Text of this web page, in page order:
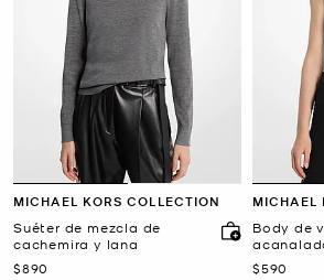
MICHAEL KORS COLLECTION
Suéter de mezcla de
cachemira y lana
Ahora
$890
MICHAEL
Body de
mangas
Ahora
$590